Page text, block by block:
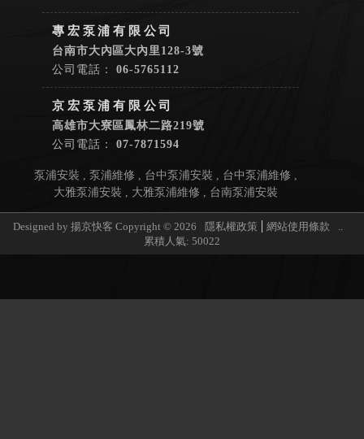
台南市大內區大內里128-3號
06-5765112
高雄市大寮區鳳林二路219號
07-7871594
泵浦安裝 泵浦維修 台中泵浦安裝
台中泵浦維修
大雅泵浦安裝
大雅泵浦維修 台南泵浦安裝
Designed by 揚京快客 Copyright © 2026 隱私權政策 網站使用條款
累積人氣: 50022